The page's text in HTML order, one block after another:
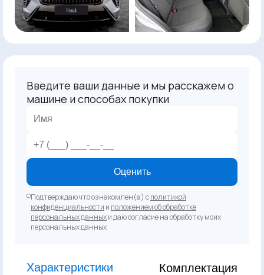
Введите ваши данные и мы расскажем о
машине и способах покупки
Оценить
Подтверждаю что ознакомлен(а) сполитикой
конфиденциальности и положением об обработке
персональных данныхи даю согласие на обработку моих
персональных данных
Характеристики Комплектация